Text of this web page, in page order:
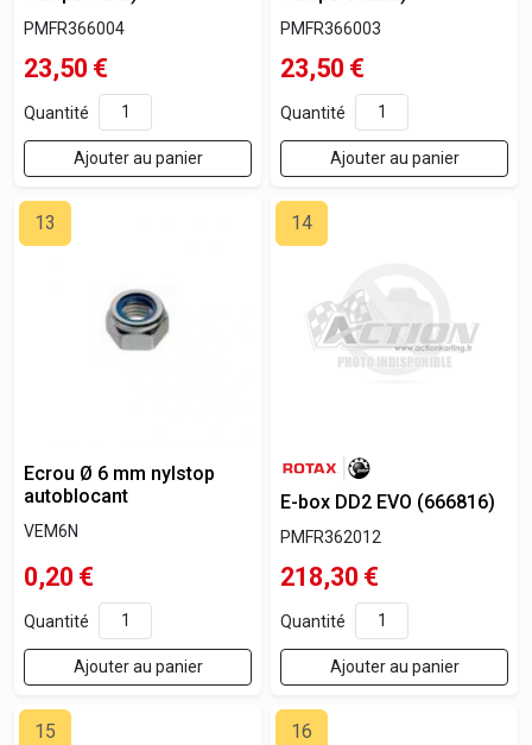
PMFR366004
23,50 €
Quantité
Ajouter au panier
PMFR366003
23,50 €
Quantité
Ajouter au panier
13
Ecrou Ø 6 mm nylstop
autoblocant
VEM6N
0,20 €
Quantité
Ajouter au panier
14
E-box DD2 EVO (666816)
PMFR362012
218,30 €
Quantité
Ajouter au panier
15 16